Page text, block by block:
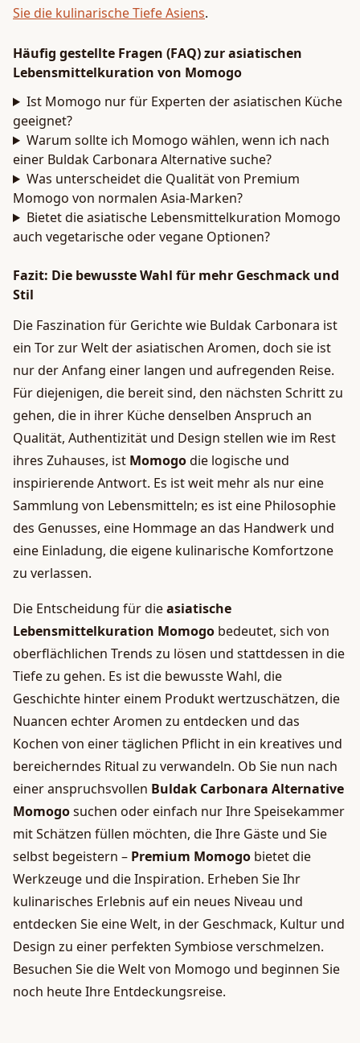
Sie die kulinarische Tiefe Asiens.
Häufig gestellte Fragen (FAQ) zur asiatischen
Lebensmittelkuration von Momogo
Ist Momogo nur für Experten der asiatischen Küche
geeignet?
Warum sollte ich Momogo wählen, wenn ich nach
einer Buldak Carbonara Alternative suche?
Was unterscheidet die Qualität von Premium
Momogo von normalen Asia-Marken?
Bietet die asiatische Lebensmittelkuration Momogo
auch vegetarische oder vegane Optionen?
Fazit: Die bewusste Wahl für mehr Geschmack und
Stil
Die Faszination für Gerichte wie Buldak Carbonara ist
ein Tor zur Welt der asiatischen Aromen, doch sie ist
nur der Anfang einer langen und aufregenden Reise.
Für diejenigen, die bereit sind, den nächsten Schritt zu
gehen, die in ihrer Küche denselben Anspruch an
Qualität, Authentizität und Design stellen wie im Rest
ihres Zuhauses, ist Momogodie logische und
inspirierende Antwort. Es ist weit mehr als nur eine
Sammlung von Lebensmitteln; es ist eine Philosophie
des Genusses, eine Hommage an das Handwerk und
eine Einladung, die eigene kulinarische Komfortzone
zu verlassen.
Die Entscheidung für dieasiatische
Lebensmittelkuration Momogo bedeutet, sich von
oberflächlichen Trends zu lösen und stattdessen in die
Tiefe zu gehen. Es ist die bewusste Wahl, die
Geschichte hinter einem Produkt wertzuschätzen, die
Nuancen echter Aromen zu entdecken und das
Kochen von einer täglichen Pflicht in ein kreatives und
bereicherndes Ritual zu verwandeln. Ob Sie nun nach
einer anspruchsvollen Buldak Carbonara Alternative
Momogosuchen oder einfach nur Ihre Speisekammer
mit Schätzen füllen möchten, die Ihre Gäste und Sie
selbst begeistern – Premium Momogo bietet die
Werkzeuge und die Inspiration. Erheben Sie Ihr
kulinarisches Erlebnis auf ein neues Niveau und
entdecken Sie eine Welt, in der Geschmack, Kultur und
Design zu einer perfekten Symbiose verschmelzen.
Besuchen Sie die Welt von Momogo und beginnen Sie
noch heute Ihre Entdeckungsreise.